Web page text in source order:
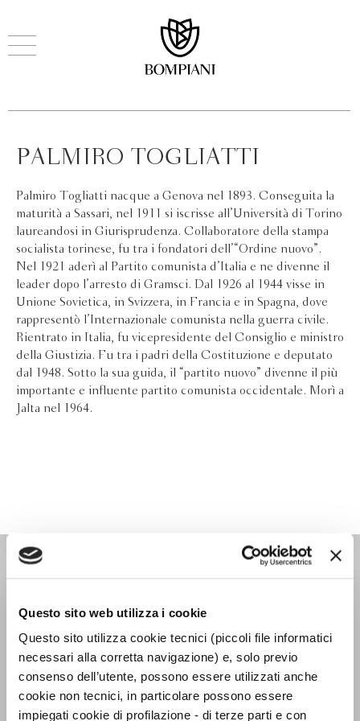
Questo sito web utilizza i cookie
Questo sito utilizza cookie tecnici (piccoli file informatici
necessari alla corretta navigazione) e, solo previo
consenso dell’utente, possono essere utilizzati anche
cookie non tecnici, in particolare possono essere
impiegati cookie di profilazione - di terze parti e con
PALMIRO TOGLIATTI
Palmiro Togliatti nacque a Genova nel 1893. Conseguita la
maturità a Sassari, nel 1911 si iscrisse all’Università di Torino
laureandosi in Giurisprudenza. Collaboratore della stampa
socialista torinese, fu tra i fondatori dell’“Ordine nuovo”.
Nel 1921 aderì al Partito comunista d’Italia e ne divenne il
leader dopo l’arresto di Gramsci. Dal 1926 al 1944 visse in
Unione Sovietica, in Svizzera, in Francia e in Spagna, dove
rappresentò l’Internazionale comunista nella guerra civile.
Rientrato in Italia, fu vicepresidente del Consiglio e ministro
della Giustizia. Fu tra i padri della Costituzione e deputato
dal 1948. Sotto la sua guida, il “partito nuovo” divenne il più
importante e influente partito comunista occidentale. Morì a
Jalta nel 1964.
IL PENSIERO OCCIDENTALE